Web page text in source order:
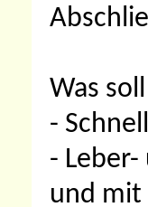
Was
-
-
und